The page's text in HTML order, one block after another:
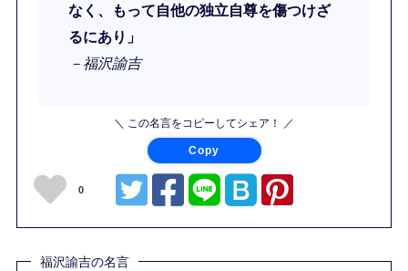
なく、もって自他の独立自尊を傷つけざ
るにあり」
－福沢諭吉
＼ この名言をコピーしてシェア！ ／
Copy
0
福沢諭吉の名言